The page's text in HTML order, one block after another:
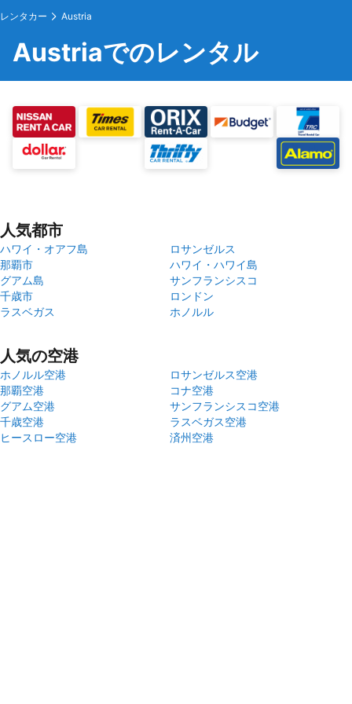
レンタカー Austria
Austriaでのレンタル
人気都市
ハワイ・オアフ島
ロサンゼルス
那覇市
ハワイ・ハワイ島
グアム島
サンフランシスコ
千歳市
ロンドン
ラスベガス
ホノルル
人気の空港
ホノルル空港
ロサンゼルス空港
那覇空港
コナ空港
グアム空港
サンフランシスコ空港
千歳空港
ラスベガス空港
ヒースロー空港
済州空港